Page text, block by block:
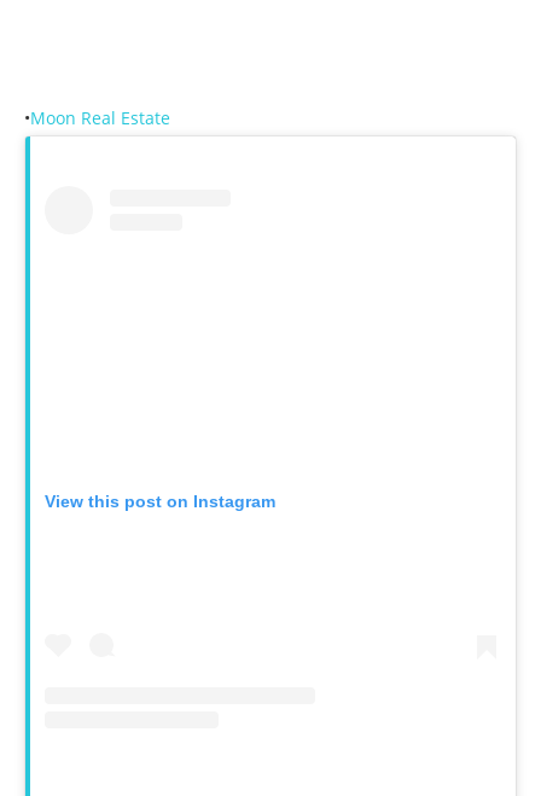
•Moon Real Estate
View this post on Instagram